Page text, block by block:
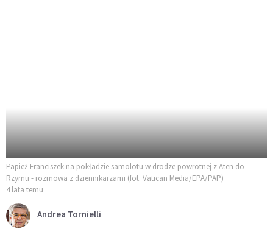
Papież Franciszek na pokładzie samolotu w drodze powrotnej z Aten do
Rzymu - rozmowa z dziennikarzami (fot. Vatican Media/EPA/PAP)
4 lata temu
Andrea Tornielli